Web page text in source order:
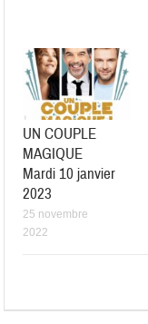
UN COUPLE
MAGIQUE
Mardi 10 janvier
2023
25 novembre
2022